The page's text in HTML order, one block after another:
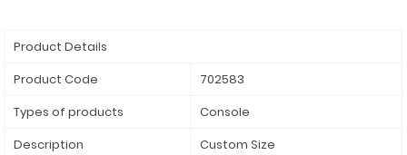
Product Details
Product Code
702583
Types of products
Console
Description
Custom Size